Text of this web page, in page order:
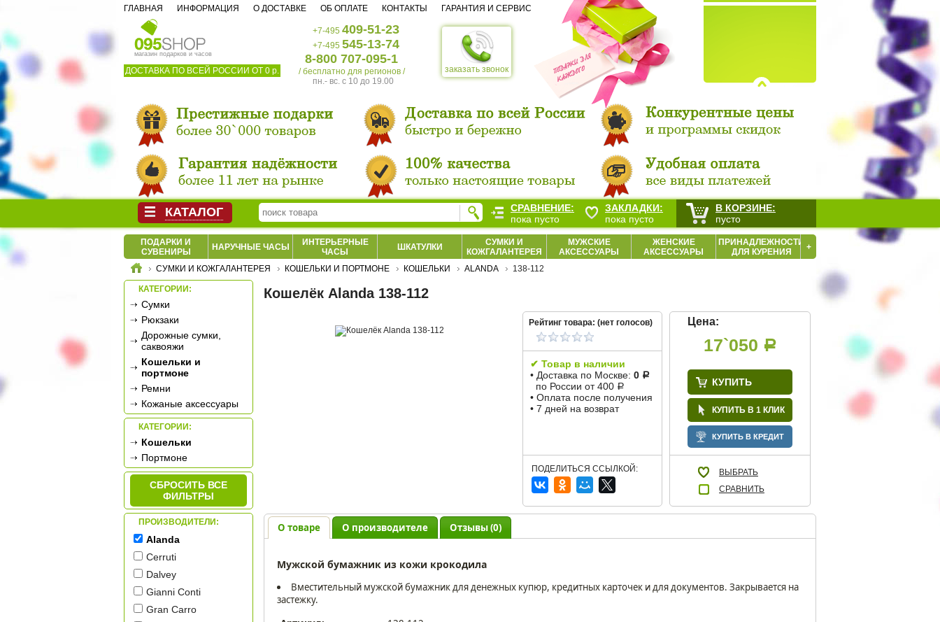
магазин подарков и часов
ДОСТАВКА ПО ВСЕЙ РОССИИ ОТ 0 р. заказать звонок
+7-495 409-51-23
+7-495 545-13-74
8-800 707-095-1
/ бесплатно для регионов /
пн.- вс. c 10 до 19.00
ГЛАВНАЯ ИНФОРМАЦИЯ О ДОСТАВКЕ ОБ ОПЛАТЕ КОНТАКТЫ ГАРАНТИЯ И СЕРВИС
ПОДАРКИ И
СУВЕНИРЫ
НАРУЧНЫЕ ЧАСЫ
ИНТЕРЬЕРНЫЕ
ЧАСЫ
ШКАТУЛКИ
СУМКИ И
КОЖГАЛАНТЕРЕЯ
МУЖСКИЕ
АКСЕССУАРЫ
ЖЕНСКИЕ
АКСЕССУАРЫ
ПРИНАДЛЕЖНОСТИ
ДЛЯ КУРЕНИЯ
+
СУМКИ И КОЖГАЛАНТЕРЕЯ КОШЕЛЬКИ И ПОРТМОНЕ КОШЕЛЬКИ ALANDA 138-112
КАТЕГОРИИ:
Сумки
Рюкзаки
Дорожные сумки,
саквояжи
Кошельки и
портмоне
Ремни
Кожаные аксессуары
КАТЕГОРИИ:
Кошельки
Портмоне
СБРОСИТЬ ВСЕ
ФИЛЬТРЫ
ПРОИЗВОДИТЕЛИ:
Alanda
Cerruti
Dalvey
Gianni Conti
Gran Carro
Кошелёк Alanda 138-112
Рейтинг товара: (нет голосов)
✔ Товар в наличии
• Доставка по Москве: 0 Р
по России от 400 Р
• Оплата после получения
• 7 дней на возврат
ПОДЕЛИТЬСЯ ССЫЛКОЙ:
Цена:
17`050 Р
КУПИТЬ
КУПИТЬ В 1 КЛИК
КУПИТЬ В КРЕДИТ
ВЫБРАТЬ
СРАВНИТЬ
О товаре О производителе Отзывы (0)
Мужской бумажник из кожи крокодила
Вместительный мужской бумажник для денежных купюр, кредитных карточек и для документов. Закрывается на
застежку.
КАТАЛОГ
СРАВНЕНИЕ:
пока пусто
ЗАКЛАДКИ:
пока пусто
В КОРЗИНЕ:
пусто